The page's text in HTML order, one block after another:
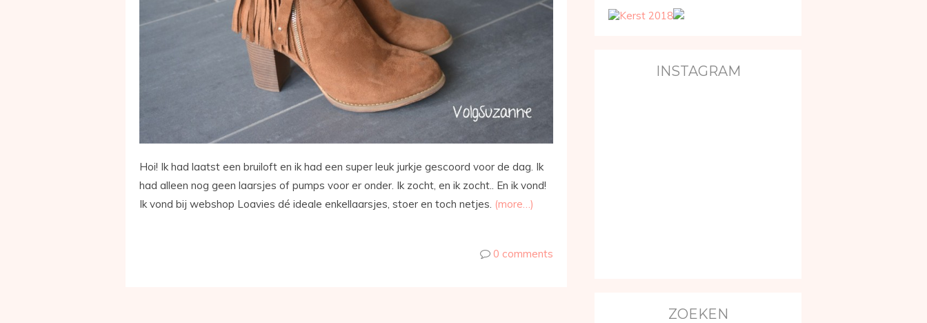
Hoi! Ik had laatst een bruiloft en ik had een super leuk jurkje gescoord voor de dag. Ik
had alleen nog geen laarsjes of pumps voor er onder. Ik zocht, en ik zocht.. En ik vond!
Ik vond bij webshop Loavies dé ideale enkellaarsjes, stoer en toch netjes. (more…)
0 comments
INSTAGRAM
ZOEKEN